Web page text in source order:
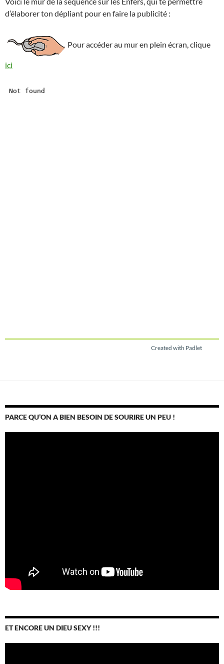
d’élaborer ton dépliant pour en faire la publicité :
Pour accéder au mur en plein écran, clique
ici
Created with Padlet
PARCE QU’ON A BIEN BESOIN DE SOURIRE UN PEU !
ET ENCORE UN DIEU SEXY !!!